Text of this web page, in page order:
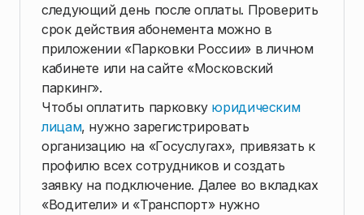
следующий день после оплаты. Проверить
срок действия абонемента можно в
приложении «Парковки России» в личном
кабинете или насайте «Московский
паркинг».
Чтобы оплатить парковку юридическим
лицам, нужно зарегистрировать
организацию на «Госуслугах», привязать к
профилю всех сотрудников и создать
заявку на подключение. Далее во вкладках
«Водители» и «Транспорт» нужно